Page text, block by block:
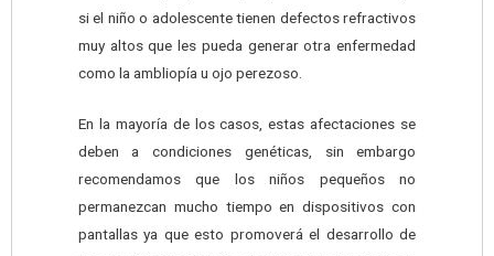
si el niño o adolescente tienen defectos refractivos
muy altos que les pueda generar otra enfermedad
como la ambliopía u ojo perezoso.
En la mayoría de los casos, estas afectaciones se
deben a condiciones genéticas, sin embargo
recomendamos que los niños pequeños no
permanezcan mucho tiempo en dispositivos con
pantallas ya que esto promoverá el desarrollo de